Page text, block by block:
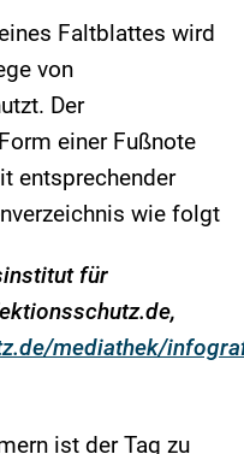
Faltblattes wird
von
Der
einer Fußnote
entsprechender
wie folgt
für
mediathek/
ist der Tag zu